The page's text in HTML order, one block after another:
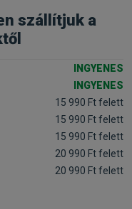
szállítjuk a
INGYENES
INGYENES
15 990 Ft felett
15 990 Ft felett
15 990 Ft felett
20 990 Ft felett
20 990 Ft felett